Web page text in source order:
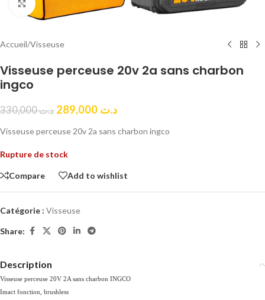
Click to enlarge
Accueil/Visseuse
Visseuse perceuse 20v 2a sans charbon
ingco
د.ت330,000 د.ت
Visseuse perceuse 20v 2a sans charbon ingco
Rupture de stock
Compare Add to wishlist
Catégorie : Visseuse
Share:
Description
Visseuse perceuse 20V 2A sans charbon INGCO
Imact fonction, brushless